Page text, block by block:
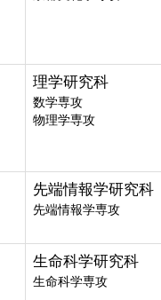
理学研究科
数学専攻
物理学専攻
先端情報学研究科
先端情報学専攻
生命科学研究科
生命科学専攻